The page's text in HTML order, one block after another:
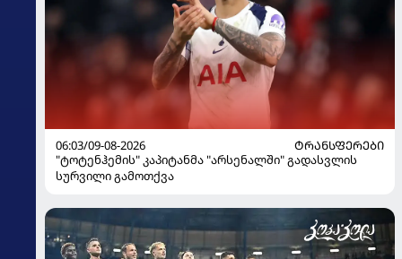
06:03/09-08-2026
ᲢᲠᲐᲜᲡᲤᲔᲠᲔᲑᲘ
"ტოტენჰემის" კაპიტანმა "არსენალში" გადასვლის
სურვილი გამოთქვა